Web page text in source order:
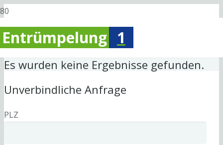
Entrümpelung 1
Es wurden keine Ergebnisse gefunden.
Unverbindliche Anfrage
PLZ